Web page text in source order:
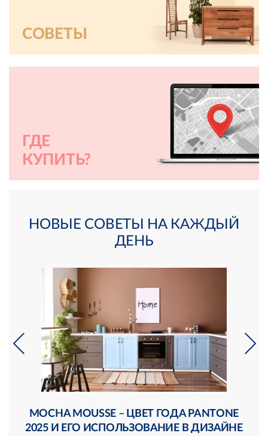
СОВЕТЫ
ГДЕ
КУПИТЬ?
НОВЫЕ СОВЕТЫ НА КАЖДЫЙ
ДЕНЬ
MOCHA MOUSSE – ЦВЕТ ГОДА PANTONE
2025 И ЕГО ИСПОЛЬЗОВАНИЕ В ДИЗАЙНЕ